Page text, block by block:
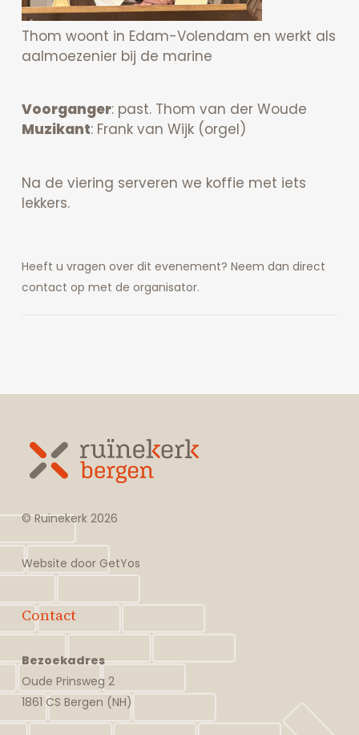
Thom woont in Edam-Volendam en werkt als
aalmoezenier bij de marine
Voorganger: past. Thom van der Woude
Muzikant: Frank van Wijk (orgel)
Na de viering serveren we koffie met iets
lekkers.
Heeft u vragen over dit evenement? Neem dan direct
contact op met de organisator.
© Ruïnekerk 2026
Website doorGetYos
Contact
Bezoekadres
Oude Prinsweg 2
1861 CS Bergen (NH)